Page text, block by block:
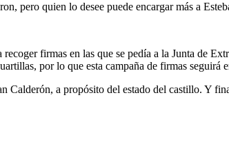
pero quien lo desee puede encargar más a
firmas en las que se pedía a la Junta de
por lo que esta campaña de firmas seguirá
a propósito del estado del castillo. Y